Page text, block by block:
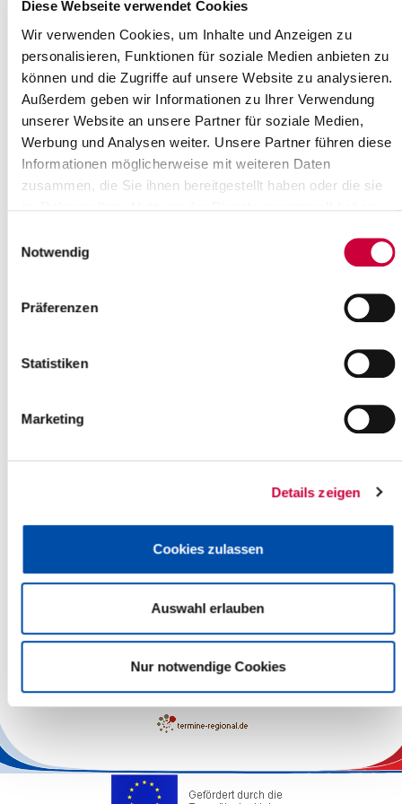
Diese Webseite verwendet Cookies
Wir verwenden Cookies, um Inhalte und Anzeigen zu
personalisieren, Funktionen für soziale Medien anbieten zu
können und die Zugriffe auf unsere Website zu analysieren.
Außerdem geben wir Informationen zu Ihrer Verwendung
unserer Website an unsere Partner für soziale Medien,
Werbung und Analysen weiter. Unsere Partner führen diese
Informationen möglicherweise mit weiteren Daten
zusammen, die Sie ihnen bereitgestellt haben oder die sie
Notwendig
Präferenzen
Statistiken
Marketing
Details zeigen
Cookies zulassen
Auswahl erlauben
Nur notwendige Cookies
Wo genau?
Kategorie:
Veranstaltung , Gottesdienste
Quelle
Ev.-Luth. Kirchengemeinde Lägerdorf
Stiftstraße 21
25566 Lägerdorf
Telefon:+49 4828 352
Zurück zur Auswahl
+